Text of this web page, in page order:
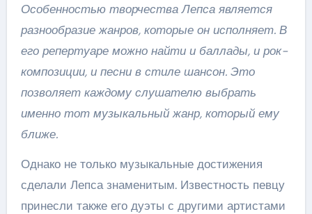
Особенностью творчества Лепса является
разнообразие жанров, которые он исполняет. В
его репертуаре можно найти и баллады, и рок-
композиции, и песни в стиле шансон. Это
позволяет каждому слушателю выбрать
именно тот музыкальный жанр, который ему
ближе.
Однако не только музыкальные достижения
сделали Лепса знаменитым. Известность певцу
принесли также его дуэты с другими артистами